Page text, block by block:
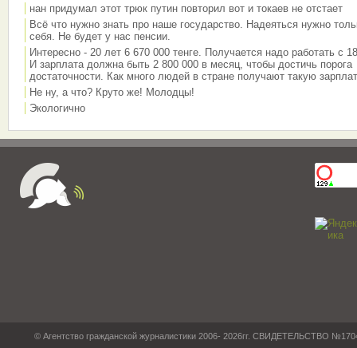
нан придумал этот трюк путин повторил вот и токаев не отстает
Всё что нужно знать про наше государство. Надеяться нужно
себя. Не будет у нас пенсии.
Интересно - 20 лет 6 670 000 тенге. Получается надо работать с
И зарплата должна быть 2 800 000 в месяц, чтобы достичь порога
достаточности. Как много людей в стране получают такую
Не ну, а что? Круто же! Молодцы!
Экологично
© Агентство гражданской журналистики 2006- 2026гг. СВИДЕТЕЛЬСТВО